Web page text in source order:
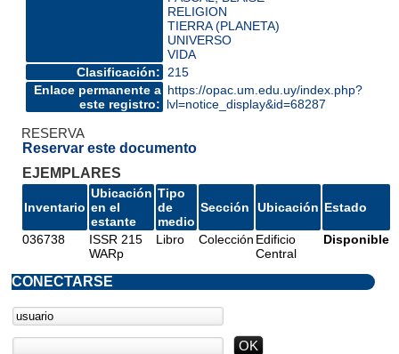
RELIGION
TIERRA (PLANETA)
UNIVERSO
VIDA
Clasificación:
215
Enlace permanente a
este registro:
https://opac.um.edu.uy/index.php?
lvl=notice_display&id=68287
RESERVA
Reservar este documento
EJEMPLARES
Inventario
Ubicación
en el
estante
Tipo
de
medio
Sección Ubicación Estado
036738
ISSR 215
WARp
Libro Colección Edificio
Central
Disponible
CONECTARSE